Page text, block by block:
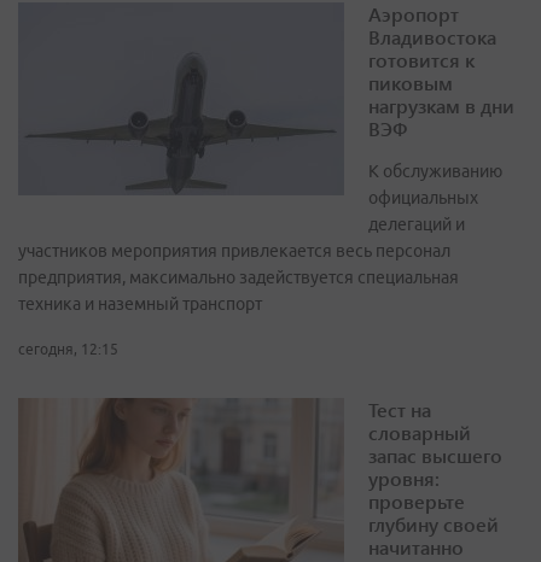
Аэропорт
Владивостока
готовится к
пиковым
нагрузкам в дни
ВЭФ
К обслуживанию
официальных
делегаций и
участников мероприятия привлекается весь персонал
предприятия, максимально задействуется специальная
техника и наземный транспорт
сегодня, 12:15
Тест на
словарный
запас высшего
уровня:
проверьте
глубину своей
начитанно